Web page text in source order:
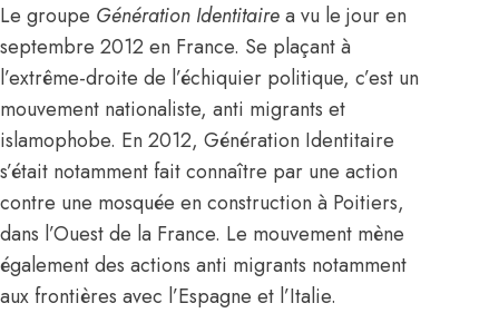
Le groupe Génération Identitairea vu le jour en
septembre 2012 en France. Se plaçant à
l’extrême-droite de l’échiquier politique, c’est un
mouvement nationaliste, anti migrants et
islamophobe. En 2012, Génération Identitaire
s’était notamment fait connaître par une action
contre une mosquée en construction à Poitiers,
dans l’Ouest de la France. Le mouvement mène
également des actions anti migrants notamment
aux frontières avec l’Espagne et l’Italie.